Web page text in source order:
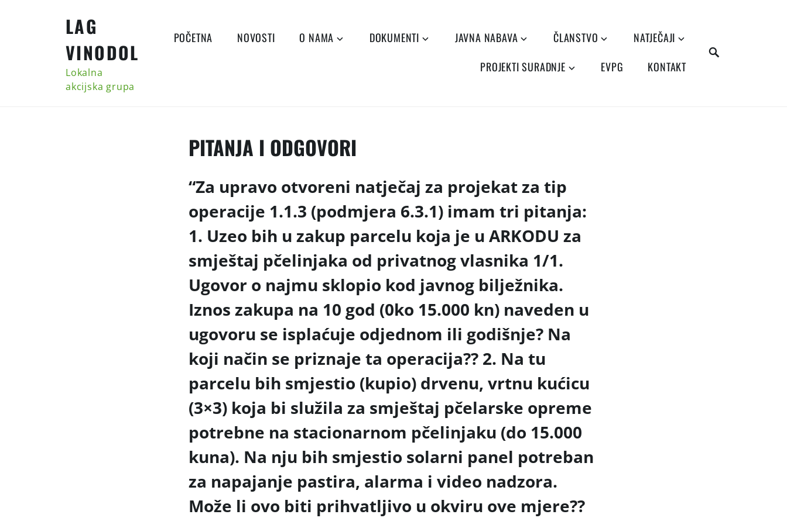
LAG
VINODOL
Lokalna
akcijska grupa
POČETNA NOVOSTI O NAMA DOKUMENTI JAVNA NABAVA ČLANSTVO
NATJEČAJI
PROJEKTI SURADNJE
EVPG KONTAKT
PITANJA I ODGOVORI
“Za upravo otvoreni natječaj za projekat za tip
operacije 1.1.3 (podmjera 6.3.1) imam tri pitanja:
1. Uzeo bih u zakup parcelu koja je u ARKODU za
smještaj pčelinjaka od privatnog vlasnika 1/1.
Ugovor o najmu sklopio kod javnog bilježnika.
Iznos zakupa na 10 god (0ko 15.000 kn) naveden u
ugovoru se isplaćuje odjednom ili godišnje? Na
koji način se priznaje ta operacija?? 2. Na tu
parcelu bih smjestio (kupio) drvenu, vrtnu kućicu
(3×3) koja bi služila za smještaj pčelarske opreme
potrebne na stacionarnom pčelinjaku (do 15.000
kuna). Na nju bih smjestio solarni panel potreban
za napajanje pastira, alarma i video nadzora.
Može li ovo biti prihvatljivo u okviru ove mjere??